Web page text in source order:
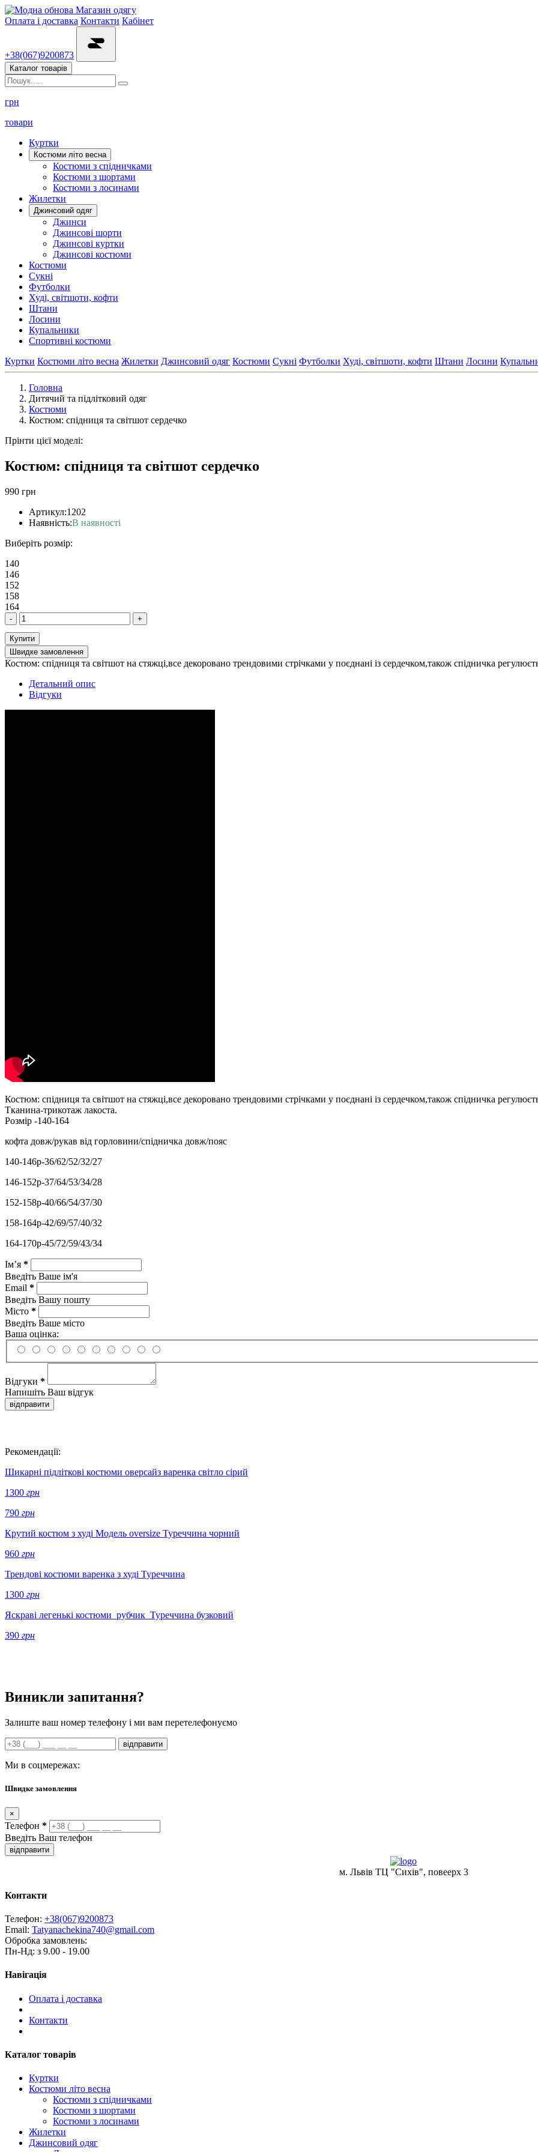
Магазин одягу
Оплата і доставка Контакти Кабінет
+38(067)9200873
Каталог товарів
грн
товари
Куртки
Костюми літо весна
Костюми з спідничками
Костюми з шортами
Костюми з лосинами
Жилетки
Джинсовий одяг
Джинси
Джинсові шорти
Джинсові куртки
Джинсові костюми
Костюми
Сукні
Футболки
Худі, світшоти, кофти
Штани
Лосини
Купальники
Спортивні костюми
Куртки Костюми літо весна Жилетки Джинсовий одяг Костюми Сукні Футболки Худі, світшоти, кофти Штани Лосини
Головна
Дитячий та підлітковий одяг
Костюми
Костюм: спідниця та світшот сердечко
Прінти цієї моделі:
Костюм: спідниця та світшот сердечко
990 грн
Артикул:1202
Наявність:В наявності
Виберіть розмір:
140
146
152
158
164
- +
Купити
Швидке замовлення
Костюм: спідниця та світшот на стяжці,все декоровано трендовими стрічками у поєднані із сердечком,також спідничка
Детальний опис
Відгуки
Костюм: спідниця та світшот на стяжці,все декоровано трендовими стрічками у поєднані із сердечком,також спідничка
Тканина-трикотаж лакоста.
Розмір -140-164
кофта довж/рукав від горловини/спідничка довж/пояс
140-146р-36/62/52/32/27
146-152р-37/64/53/34/28
152-158р-40/66/54/37/30
158-164р-42/69/57/40/32
164-170р-45/72/59/43/34
Ім’я *
Введіть Ваше ім'я
Email *
Введіть Вашу пошту
Місто *
Введіть Ваше місто
Ваша оцінка:
Відгуки *
Напишіть Ваш відгук
відправити
Рекомендації:
Шикарні підліткові костюми оверсайз варенка світло сірий
1300 грн
790 грн
Крутий костюм з худі Модель oversize Туреччина чорний
960 грн
Трендові костюми варенка з худі Туреччина
1300 грн
Яскраві легенькі костюми рубчик Туреччина бузковий
390 грн
Виникли запитання?
Залиште ваш номер телефону і ми вам перетелефонуємо
відправити
Ми в соцмережах:
Швидке замовлення
×
Телефон *
Введіть Ваш телефон
відправити
м. Львів ТЦ "Сихів", повеерх 3
Контакти
Телефон: +38(067)9200873
Email: Tatyanachekina740@gmail.com
Обробка замовлень:
Пн-Нд: з 9.00 - 19.00
Навігація
Оплата і доставка
Контакти
Каталог товарів
Куртки
Костюми літо весна
Костюми з спідничками
Костюми з шортами
Костюми з лосинами
Жилетки
Джинсовий одяг